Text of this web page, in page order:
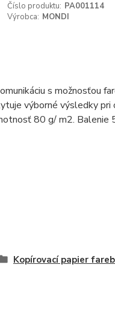
Číslo produktu: PA001114
Výrobca: MONDI
s možnosťou
výborné výsledky
80 g/ m2. Balenie
Kopírovací papier